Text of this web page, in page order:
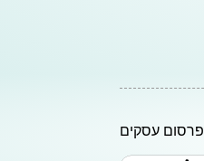
פרסום עסקים